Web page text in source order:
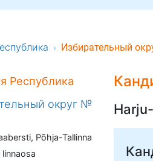
Избирательный
Республика
округ №
Põhja-Tallinna
linnaosa